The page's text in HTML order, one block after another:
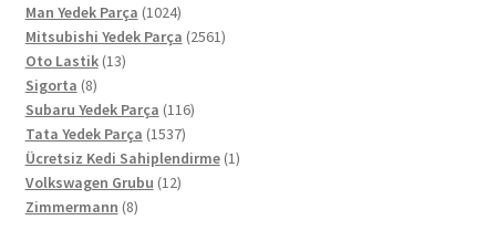
ürün
Man Yedek Parça 10241024
ürün
Mitsubishi Yedek Parça 25612561
Oto Lastik 1313
Sigorta 88
ürün
Subaru Yedek Parça 116116
Tata Yedek Parça 15371537
ürün
Ücretsiz Kedi Sahiplendirme 11
Volkswagen Grubu 1212
Zimmermann 88